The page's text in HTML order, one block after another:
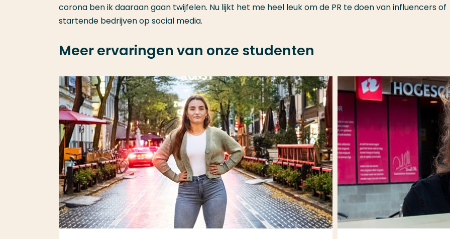
corona ben ik daaraan gaan twijfelen. Nu lijkt het me heel leuk om de PR te doen van influencers of
startende bedrijven op social media.
Meer ervaringen van onze studenten